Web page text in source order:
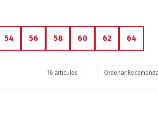
54 56 58 60 62 64
16 artículos